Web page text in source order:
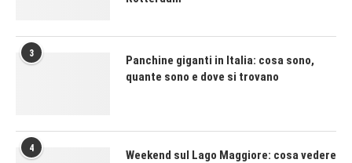
3
Panchine giganti in Italia: cosa sono,
quante sono e dove si trovano
4
Weekend sul Lago Maggiore: cosa vedere